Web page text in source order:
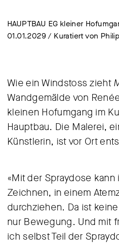
HAUPTBAU EG kleiner
01.01.2029 / Kuratiert von
Wie ein Windstoss zieht
Wandgemälde von
kleinen Hofumgang im
Hauptbau. Die Malerei,
Künstlerin, ist vor Ort
«Mit der Spraydose
Zeichnen, in einem
durchziehen. Da ist
nur Bewegung. Und mit
ich selbst Teil der